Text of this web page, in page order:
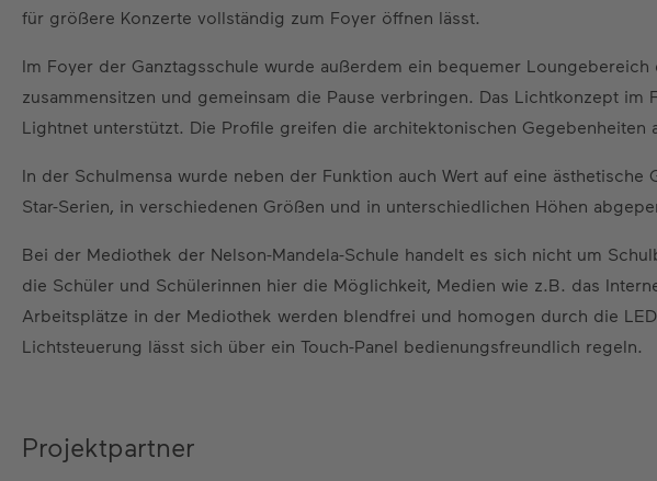
für größere Konzerte vollständig zum Foyer öffnen lässt.
Im Foyer der Ganztagsschule wurde außerdem ein bequemer
zusammensitzen und gemeinsam die Pause verbringen. Das Lichtkonzept
Lightnet unterstützt. Die Profile greifen die architektonischen
In der Schulmensa wurde neben der Funktion auch Wert auf eine
Star-Serien, in verschiedenen Größen und in unterschiedlichen Höhen
Bei der Mediothek der Nelson-Mandela-Schule handelt es sich nicht um
die Schüler und Schülerinnen hier die Möglichkeit, Medien wie z.B. das
Arbeitsplätze in der Mediothek werden blendfrei und homogen durch die
Lichtsteuerung lässt sich über ein Touch-Panel bedienungsfreundlich regeln.
Projektpartner